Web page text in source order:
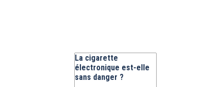
Sauter le bloc La cigarette
La cigarette
électronique est-elle
sans danger ?